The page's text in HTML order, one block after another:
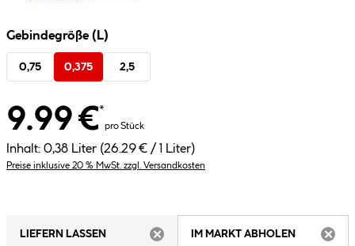
Gebindegröße (L)
0,75 0,375 2,5
9.99 €*
pro Stück
Inhalt: 0,38 Liter (26.29 € / 1 Liter)
Preise inklusive 20 % MwSt. zzgl. Versandkosten
LIEFERN LASSEN
IM MARKT ABHOLEN